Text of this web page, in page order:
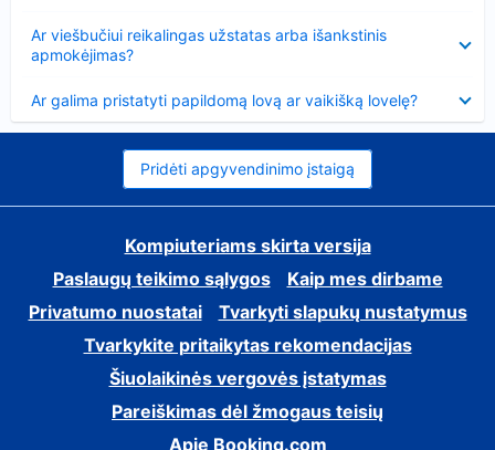
Ar viešbučiui reikalingas užstatas arba išankstinis
apmokėjimas?
Ar galima pristatyti papildomą lovą ar vaikišką lovelę?
Pridėti apgyvendinimo įstaigą
Kompiuteriams skirta versija
Paslaugų teikimo sąlygos
Kaip mes dirbame
Privatumo nuostatai
Tvarkyti slapukų nustatymus
Tvarkykite pritaikytas rekomendacijas
Šiuolaikinės vergovės įstatymas
Pareiškimas dėl žmogaus teisių
Apie Booking.com